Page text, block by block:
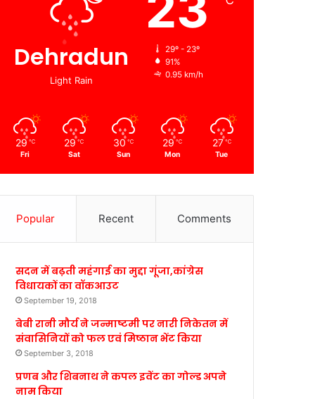
Dehradun
Light Rain
29º - 23º
91%
0.95 km/h
29 ℃
Fri
29 ℃
Sat
30 ℃
Sun
29 ℃
Mon
27 ℃
Tue
Popular Recent Comments
सदन में बढ़ती महंगाई का मुद्दा गूंजा,कांग्रेस
विधायकों का वॉकआउट
September 19, 2018
बेबी रानी मौर्य ने जन्माष्टमी पर नारी निकेतन में
संवासिनियों को फल एवं मिष्ठान भेंट किया
September 3, 2018
प्रणब और शिबनाथ ने कपल इवेंट का गोल्ड अपने
नाम किया